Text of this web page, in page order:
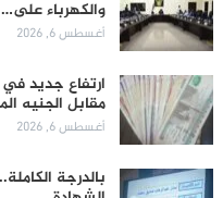
والكهرباء على…
أغسطس 6, 2026
ارتفاع جديد
مقابل الجنيه
أغسطس 6, 2026
بالدرجة